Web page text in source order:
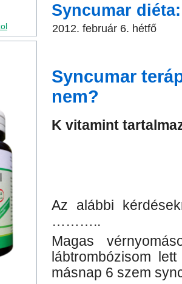
Syncumar
2012. február 6. hétfő
Syncumar
nem?
K vitamint
Az alábbi
………..
Magas
lábtrombózisom
másnap 6 szem